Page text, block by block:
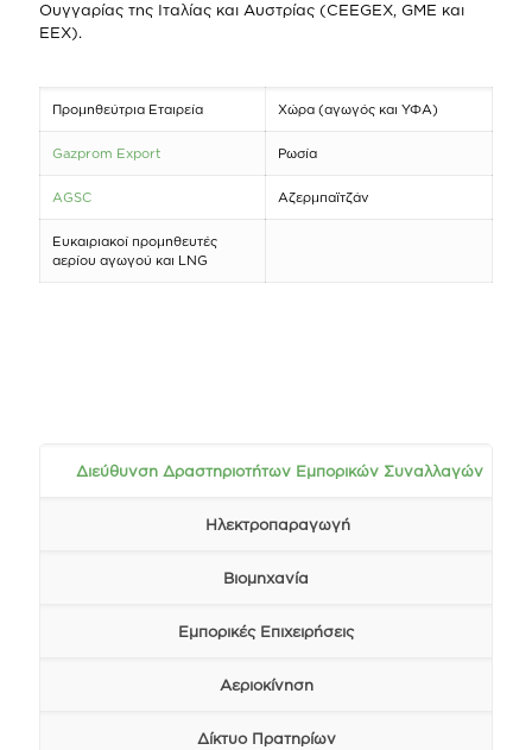
Ουγγαρίας της Ιταλίας και Αυστρίας (CEEGEX, GME και
EEX).
Προμηθεύτρια Εταιρεία Χώρα (αγωγός και ΥΦΑ)
Gazprom Export Ρωσία
AGSC Αζερμπαϊτζάν
Ευκαιριακοί προμηθευτές
αερίου αγωγού και LNG
Διεύθυνση Δραστηριοτήτων Εμπορικών Συναλλαγών
Ηλεκτροπαραγωγή
Βιομηχανία
Εμπορικές Επιχειρήσεις
Αεριοκίνηση
Δίκτυο Πρατηρίων